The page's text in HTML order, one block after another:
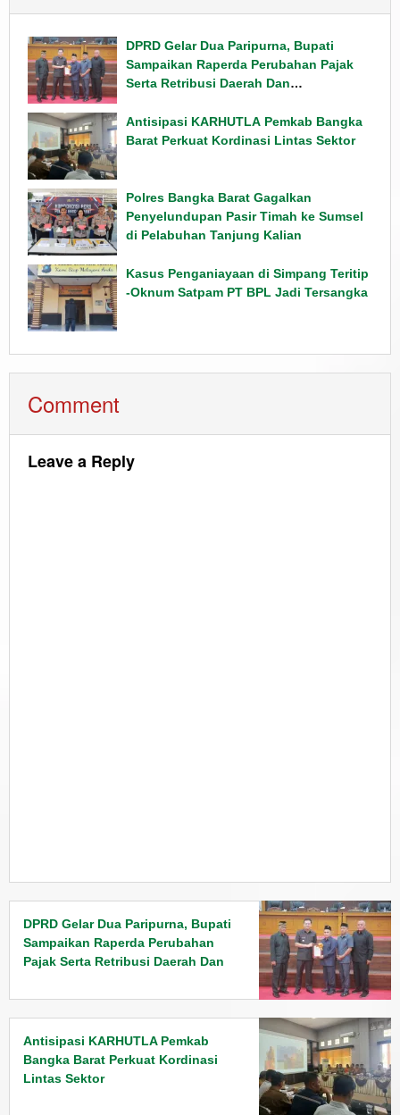
DPRD Gelar Dua Paripurna, Bupati
Sampaikan Raperda Perubahan Pajak
Serta Retribusi Daerah Dan
Tahun 2026
Antisipasi KARHUTLA Pemkab Bangka
Barat Perkuat Kordinasi Lintas Sektor
Polres Bangka Barat Gagalkan
Penyelundupan Pasir Timah ke Sumsel
di Pelabuhan Tanjung Kalian
Kasus Penganiayaan di Simpang Teritip
-Oknum Satpam PT BPL Jadi Tersangka
Comment
Leave a Reply
DPRD Gelar Dua Paripurna, Bupati
Sampaikan Raperda Perubahan
Pajak Serta Retribusi Daerah Dan
PPAS Tahun 2026
Antisipasi KARHUTLA Pemkab
Bangka Barat Perkuat Kordinasi
Lintas Sektor